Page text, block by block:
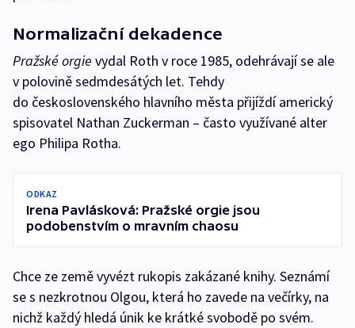
Normalizační dekadence
Pražské orgie vydal Roth v roce 1985, odehrávají se ale
v polovině sedmdesátých let. Tehdy
do československého hlavního města přijíždí americký
spisovatel Nathan Zuckerman – často využívané alter
ego Philipa Rotha.
ODKAZ
Irena Pavlásková: Pražské orgie jsou
podobenstvím o mravním chaosu
Chce ze země vyvézt rukopis zakázané knihy. Seznámí
se s nezkrotnou Olgou, která ho zavede na večírky, na
nichž každý hledá únik ke krátké svobodě po svém.